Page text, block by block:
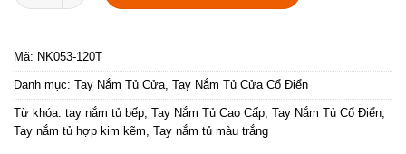
Mã: NK053-120T
Danh mục: Tay Nắm Tủ Cửa, Tay Nắm Tủ Cửa Cổ Điển
Từ khóa: tay nắm tủ bếp, Tay Nắm Tủ Cao Cấp, Tay Nắm Tủ Cổ Điển,
Tay nắm tủ hợp kim kẽm, Tay nắm tủ màu trắng